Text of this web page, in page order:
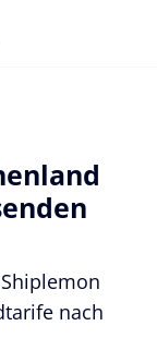
nach